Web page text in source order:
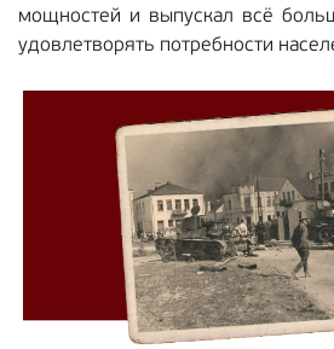
мощностей и выпускал всё
удовлетворять потребности